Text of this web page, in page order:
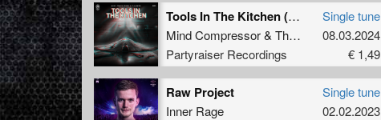
Tools In The Kitchen (Original Mix)
Mind Compressor& Tharken
Partyraiser Recordings
Single tune
08.03.2024
€ 1,49
Raw Project
Inner Rage
Single tune
02.02.2023